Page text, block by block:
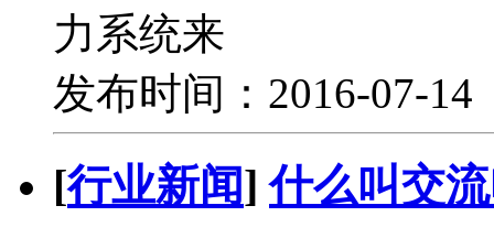
力系统来
发布时间：2016-07-
[行业新闻]什么叫交